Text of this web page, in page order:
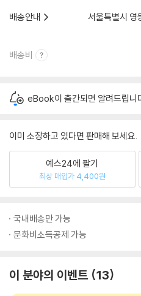
배송안내
서울특별시 영
배송비
eBook이 출간되면 알려드립니
이미 소장하고 있다면 판매해 보세요.
예스24에 팔기
최상 매입가 4,400원
국내배송만 가능
문화비소득공제 가능
이 분야의 이벤트 13